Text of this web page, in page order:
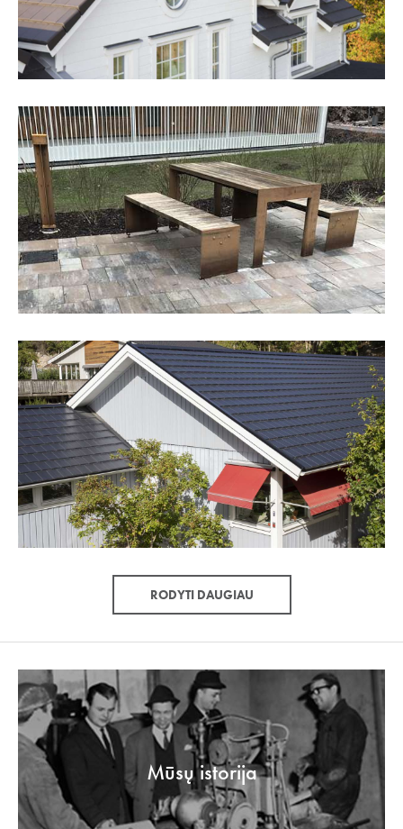
RODYTI DAUGIAU
Mūsų istorija